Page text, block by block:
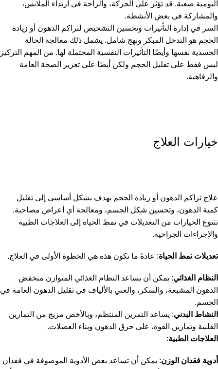
اليومية صعبة. قد تؤثر على الحركة، والراحة في ارتداء الملابس،
والمشاركة في بعض الأنشطة.
السر في إدارة التأثيرات وتحسين التشخيص لتراكم الدهون أو زيادة
الحجم هو التدخل المبكر ونهج شامل. يشمل ذلك معالجة الحالة
الجسدية نفسها وأيضًا التأثيرات النفسية المحتملة لها. من المهم التركيز
ليس فقط على تقليل الحجم ولكن أيضًا على تعزيز الصحة العامة
والرفاهية.
خيارات العلاج
علاج تراكم الدهون أو زيادة الحجم يهدف بشكل أساسي إلى تقليل
كمية الدهون، وتحسين شكل الجسم، ومعالجة أي أعراض مصاحبة.
تتنوع الخيارات من التعديلات في نمط الحياة إلى العلاجات الطبية
والإجراءات الجراحية.
تعديلات نمط الحياة: عادةً ما تكون هذه هي الخطوة الأولى في العلاج.
النظام الغذائي: يمكن أن يساعد النظام الغذائي المتوازن منخفض
الدهون المشبعة، والسكر، والغني بالألياف في تقليل الدهون العامة في
الجسم.
النشاط البدني: يساعد التمرين المنتظم، وبالأخص مزيج من التمارين
القلبية وتمارين القوة، على حرق الدهون وبناء العضلات.
العلاجات الطبية:
أدوية فقدان الوزن: يمكن أن تساعد بعض الأدوية الموصوفة في فقدان